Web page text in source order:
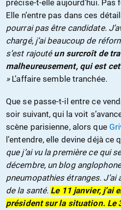
précise-t-elle aujourd’hui.
Elle n’entre pas dans ces
pourrai pas être candidate.
chargé, j’ai beaucoup de
s’est rajoutéun surcroît de
malheureusement, qui est
»L’affaire semble tranchée.
Que se passe-t-il entre ce
soir suivant, qui la voit
scène parisienne, alors que
l’entendre, elle devine déjà ce
que j’ai vu la première ce qui
décembre, un blog
pneumopathies étranges.
de la santé. Le 11 janvier, j’ai
président sur la situation. Le